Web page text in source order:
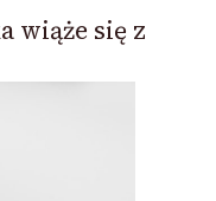
wiąże się z